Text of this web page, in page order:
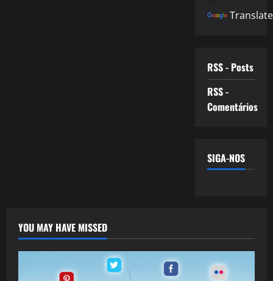
Translate
RSS - Posts
RSS -
Comentários
SIGA-NOS
YOU MAY HAVE MISSED